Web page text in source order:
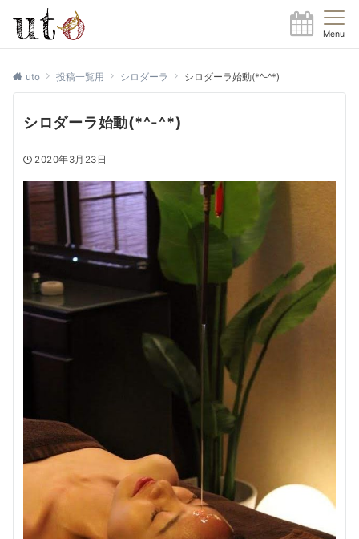
Menu
uto 投稿一覧用 シロダーラ シロダーラ始動(*^-^*)
シロダーラ始動(*^-^*)
2020年3月23日